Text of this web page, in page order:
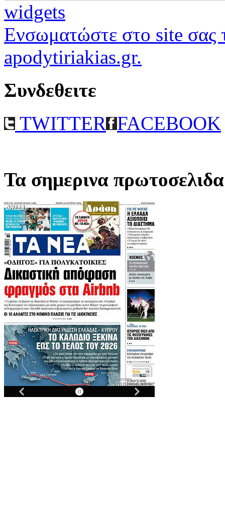
widgets
Ενσωματώστε στο site σας
apodytiriakias.gr.
Συνδεθειτε
TWITTER FACEBOOK
Τα σημερινα πρωτοσελιδα